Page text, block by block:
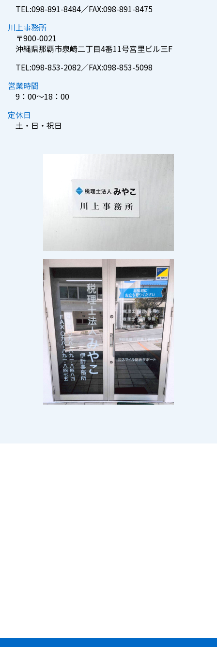
TEL:098-891-8484／FAX:098-891-8475
川上事務所
〒900-0021
沖縄県那覇市泉崎二丁目4番11号宮里ビル三F
TEL:098-853-2082／FAX:098-853-5098
営業時間
9：00～18：00
定休日
土・日・祝日